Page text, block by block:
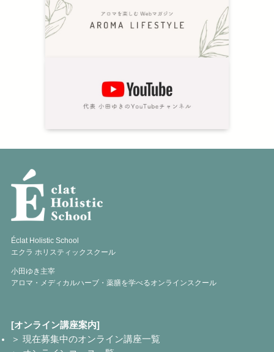
Éclat Holistic School
エクラ ホリスティックスクール
小田ゆき主宰
アロマ・メディカルハーブ・薬膳を学べるオンラインスクール
[オンライン講座案内]
＞ 現在募集中のオンライン講座一覧